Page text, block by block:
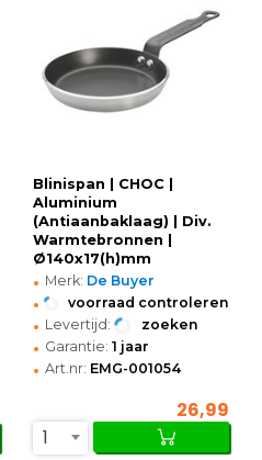
Blinispan | CHOC |
Aluminium
(Antiaanbaklaag) | Div.
Warmtebronnen |
Ø140x17(h)mm
• Merk: De Buyer
• voorraad controleren
• Levertijd: zoeken
• Garantie: 1 jaar
• Art.nr: EMG-001054
26,99
1